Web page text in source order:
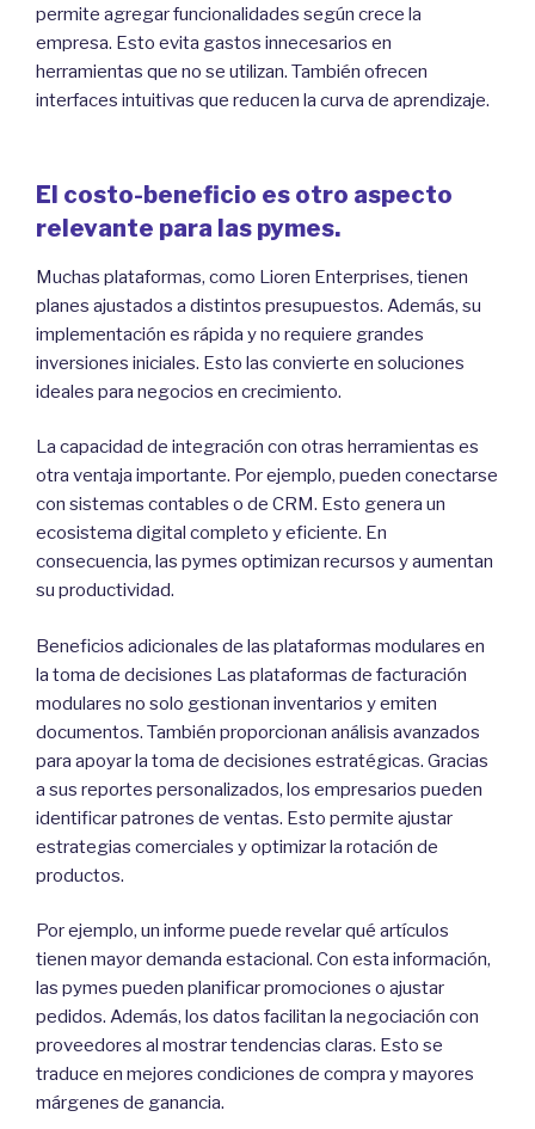
permite agregar funcionalidades según crece la
empresa. Esto evita gastos innecesarios en
herramientas que no se utilizan. También ofrecen
interfaces intuitivas que reducen la curva de aprendizaje.
El costo-beneficio es otro aspecto
relevante para las pymes.
Muchas plataformas, como Lioren Enterprises, tienen
planes ajustados a distintos presupuestos. Además, su
implementación es rápida y no requiere grandes
inversiones iniciales. Esto las convierte en soluciones
ideales para negocios en crecimiento.
La capacidad de integración con otras herramientas es
otra ventaja importante. Por ejemplo, pueden conectarse
con sistemas contables o de CRM. Esto genera un
ecosistema digital completo y eficiente. En
consecuencia, las pymes optimizan recursos y aumentan
su productividad.
Beneficios adicionales de las plataformas modulares en
la toma de decisiones Las plataformas de facturación
modulares no solo gestionan inventarios y emiten
documentos. También proporcionan análisis avanzados
para apoyar la toma de decisiones estratégicas. Gracias
a sus reportes personalizados, los empresarios pueden
identificar patrones de ventas. Esto permite ajustar
estrategias comerciales y optimizar la rotación de
productos.
Por ejemplo, un informe puede revelar qué artículos
tienen mayor demanda estacional. Con esta información,
las pymes pueden planificar promociones o ajustar
pedidos. Además, los datos facilitan la negociación con
proveedores al mostrar tendencias claras. Esto se
traduce en mejores condiciones de compra y mayores
márgenes de ganancia.